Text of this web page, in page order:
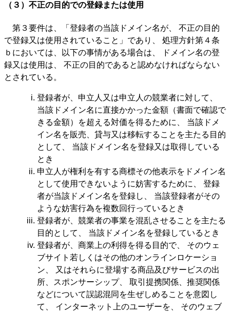
（３）不正の目的での登録または使用
第３要件は、「登録者の当該ドメイン名が、 不正の目的
で登録又は使用されていること」であり、 処理方針第４条
ｂにおいては、以下の事情がある場合は、 ドメイン名の登
録又は使用は、 不正の目的であると認めなければならない
とされている。
登録者が、申立人又は申立人の競業者に対して、
当該ドメイン名に直接かかった金額（書面で確認で
きる金額）を超える対価を得るために、 当該ドメ
イン名を販売、貸与又は移転することを主たる目的
として、 当該ドメイン名を登録又は取得している
とき
申立人が権利を有する商標その他表示をドメイン名
として使用できないように妨害するために、 登録
者が当該ドメイン名を登録し、 当該登録者がその
ような妨害行為を複数回行っているとき
登録者が、競業者の事業を混乱させることを主たる
目的として、 当該ドメイン名を登録しているとき
登録者が、商業上の利得を得る目的で、 そのウェ
ブサイト若しくはその他のオンラインロケーショ
ン、 又はそれらに登場する商品及びサービスの出
所、スポンサーシップ、 取引提携関係、推奨関係
などについて誤認混同を生ぜしめることを意図し
て、 インターネット上のユーザーを、 そのウェブ